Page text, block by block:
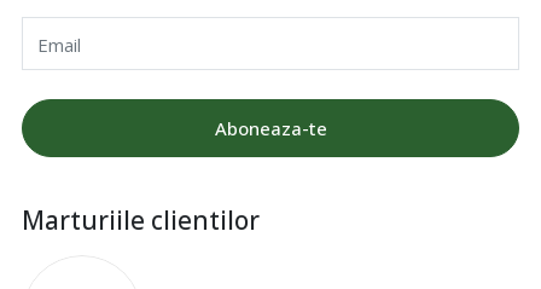
Email
Aboneaza-te
Marturiile clientilor